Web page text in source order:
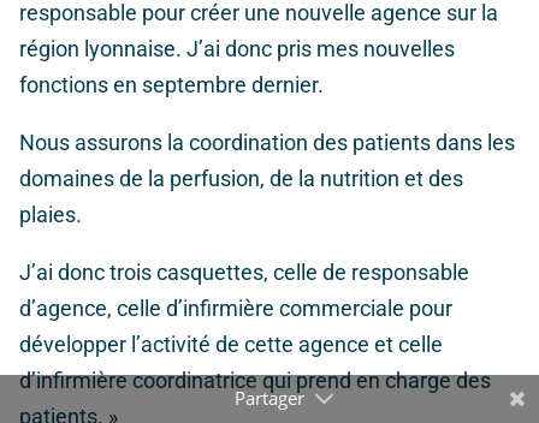
responsable pour créer une nouvelle agence sur la
région lyonnaise. J’ai donc pris mes nouvelles
fonctions en septembre dernier.
Nous assurons la coordination des patients dans les
domaines de la perfusion, de la nutrition et des
plaies.
J’ai donc trois casquettes, celle de responsable
d’agence, celle d’infirmière commerciale pour
développer l’activité de cette agence et celle
d’infirmière coordinatrice qui prend en charge des
patients. »